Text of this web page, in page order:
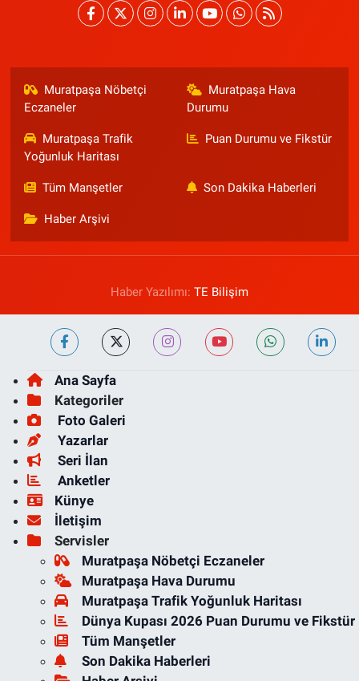
Muratpaşa Nöbetçi
Eczaneler
Muratpaşa Hava
Durumu
Muratpaşa Trafik
Yoğunluk Haritası
Puan Durumu ve Fikstür
Tüm Manşetler Son Dakika Haberleri
Haber Arşivi
Haber Yazılımı: TE Bilişim
Ana Sayfa
Kategoriler
Foto Galeri
Yazarlar
Seri İlan
Anketler
Künye
İletişim
Servisler
Muratpaşa Nöbetçi Eczaneler
Muratpaşa Hava Durumu
Muratpaşa Trafik Yoğunluk Haritası
Dünya Kupası 2026 Puan Durumu ve Fikstür
Tüm Manşetler
Son Dakika Haberleri